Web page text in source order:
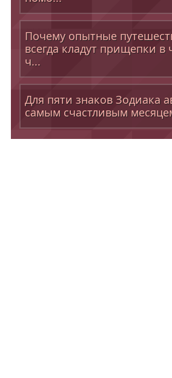
Почему опытные
всегда кладут прищепки в
ч...
Для пяти знаков Зодиака
самым счастливым